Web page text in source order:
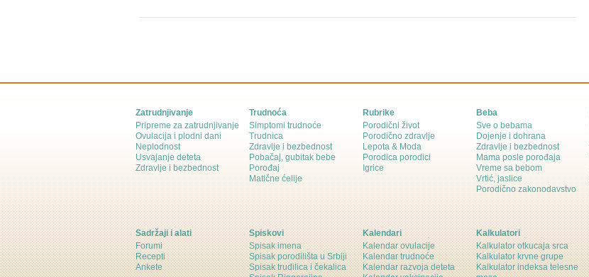
Zatrudnjivanje
Pripreme za zatrudnjivanje
Ovulacija i plodni dani
Neplodnost
Usvajanje deteta
Zdravlje i bezbednost
Trudnoća
Simptomi trudnoće
Trudnica
Zdravlje i bezbednost
Pobačaj, gubitak bebe
Porođaj
Matične ćelije
Rubrike
Porodični život
Porodično zdravlje
Lepota & Moda
Porodica porodici
Igrice
Beba
Sve o bebama
Dojenje i dohrana
Zdravlje i bezbednost
Mama posle porođaja
Vreme sa bebom
Vrtić, jaslice
Porodično zakonodavstvo
Sadržaji i alati
Forumi
Recepti
Ankete
Spiskovi
Spisak imena
Spisak porodilišta u Srbiji
Spisak trudilica i čekalica
Kalendari
Kalendar ovulacije
Kalendar trudnoće
Kalendar razvoja deteta
Kalkulatori
Kalkulator otkucaja srca
Kalkulator krvne grupe
Kalkulator indeksa telesne